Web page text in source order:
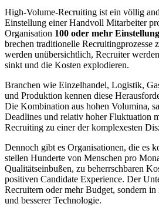
High-Volume-Recruiting ist ein völlig
Einstellung einer Handvoll Mitarbeiter
Organisation 100 oder mehr
brechen traditionelle Recruitingprozesse
werden unübersichtlich, Recruiter
sinkt und die Kosten explodieren.
Branchen wie Einzelhandel, Logistik,
und Produktion kennen diese
Die Kombination aus hohen Volumina,
Deadlines und relativ hoher Fluktuation
Recruiting zu einer der komplexesten
Dennoch gibt es Organisationen, die es
stellen Hunderte von Menschen pro
Qualitätseinbußen, zu beherrschbaren
positiven Candidate Experience. Der
Recruitern oder mehr Budget, sondern in
und besserer Technologie.